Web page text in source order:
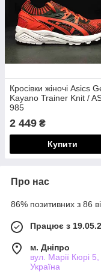
Кросівки жіночі Asics
Kayano Trainer Knit /
985
2 449 ₴
Купити
Про нас
86% позитивних з 86
Працює з
м. Дніпро
вул. Марії Кюрі
Україна